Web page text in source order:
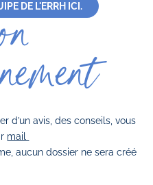
DE L'ERRH ICI.
d’un avis, des conseils, vous
mail
aucun dossier ne sera créé